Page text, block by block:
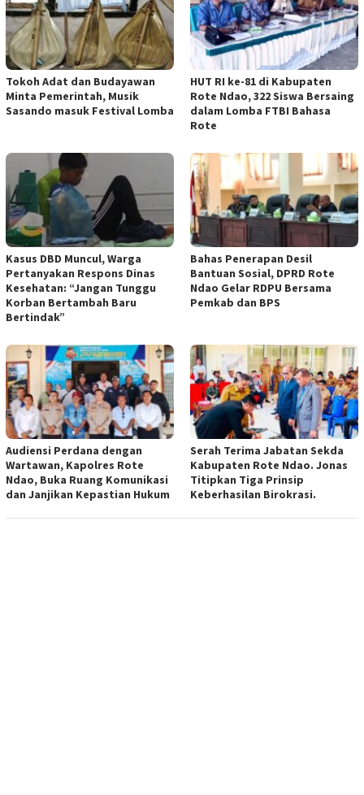
Tokoh Adat dan Budayawan
Minta Pemerintah, Musik
Sasando masuk Festival Lomba
HUT RI ke-81 di Kabupaten
Rote Ndao, 322 Siswa Bersaing
dalam Lomba FTBI Bahasa
Rote
Kasus DBD Muncul, Warga
Pertanyakan Respons Dinas
Kesehatan: “Jangan Tunggu
Korban Bertambah Baru
Bertindak”
Bahas Penerapan Desil
Bantuan Sosial, DPRD Rote
Ndao Gelar RDPU Bersama
Pemkab dan BPS
Audiensi Perdana dengan
Wartawan, Kapolres Rote
Ndao, Buka Ruang Komunikasi
dan Janjikan Kepastian Hukum
Serah Terima Jabatan Sekda
Kabupaten Rote Ndao. Jonas
Titipkan Tiga Prinsip
Keberhasilan Birokrasi.